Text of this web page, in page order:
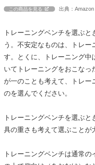
この商品を見る 出典：Amazon
トレーニングベンチを選ぶと
う。不安定なものは、トレ
す。とくに、トレーニング中
いてトレーニングをおこな
が一のことも考えて、トレー
のを選んでください。
トレーニングベンチを選ぶ
具の重さも考えて選ぶことが
トレーニングベンチは通常